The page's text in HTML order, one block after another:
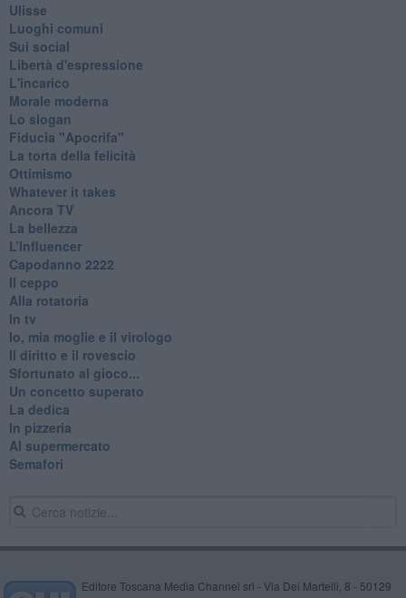
Ulisse
Luoghi comuni
Sui social
Libertà d'espressione
L'incarico
Morale moderna
Lo slogan
Fiducia "Apocrifa"
La torta della felicità
Ottimismo
Whatever it takes
Ancora TV
La bellezza
L’Influencer
​Capodanno 2222
Il ceppo
Alla rotatoria
In tv
Io, mia moglie e il virologo
Il diritto e il rovescio
Sfortunato al gioco...
Un concetto superato
La dedica
In pizzeria
Al supermercato
Semafori
Editore Toscana Media Channel srl - Via Dei Martelli, 8 - 50129